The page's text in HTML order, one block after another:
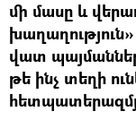
մի մասը և
վատ
թե ինչ տեղի